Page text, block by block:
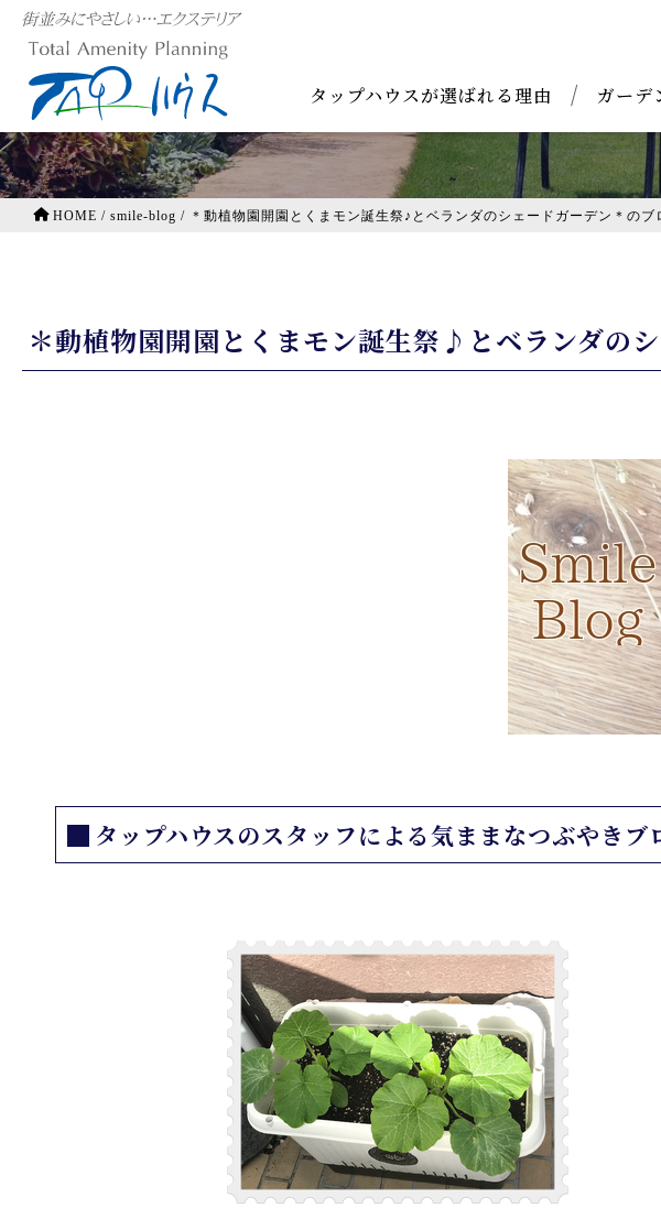
タップハウスが選ばれる理由 ガーデ
smile-blog
HOME / smile-blog / ＊動植物園開園とくまモン誕生祭♪とベランダのシェードガーデン＊のブ
＊動植物園開園とくまモン誕生祭♪とベランダの
タップハウスのスタッフによる気ままなつぶやき